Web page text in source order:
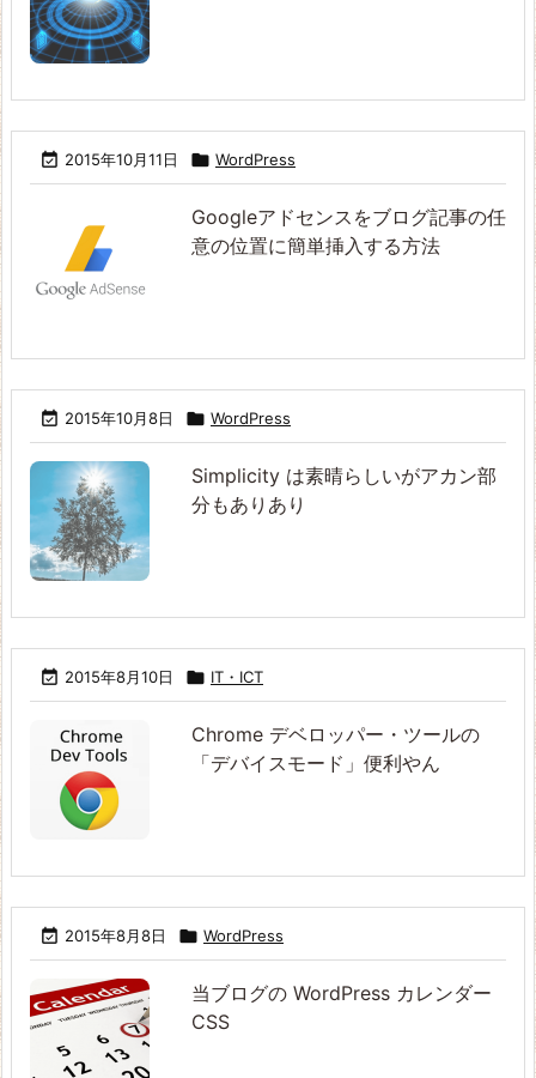
 2015年10月11日  WordPress
Googleアドセンスをブログ記事の任
意の位置に簡単挿入する方法
 2015年10月8日  WordPress
Simplicity は素晴らしいがアカン部
分もありあり
 2015年8月10日  IT・ICT
Chrome デベロッパー・ツールの
「デバイスモード」便利やん
 2015年8月8日  WordPress
当ブログの WordPress カレンダー
CSS